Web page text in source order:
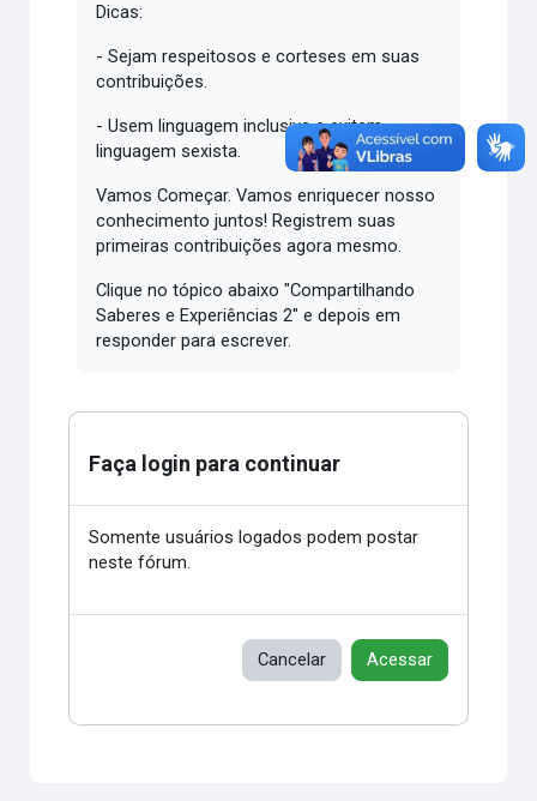
Dicas:
- Sejam respeitosos e corteses em suas
contribuições.
- Usem linguagem inclusiva e evitem
linguagem sexista.
Vamos Começar. Vamos enriquecer nosso
conhecimento juntos! Registrem suas
primeiras contribuições agora mesmo.
Clique no tópico abaixo "Compartilhando
Saberes e Experiências 2" e depois em
responder para escrever.
Faça login para continuar
Somente usuários logados podem postar
neste fórum.
Cancelar Acessar